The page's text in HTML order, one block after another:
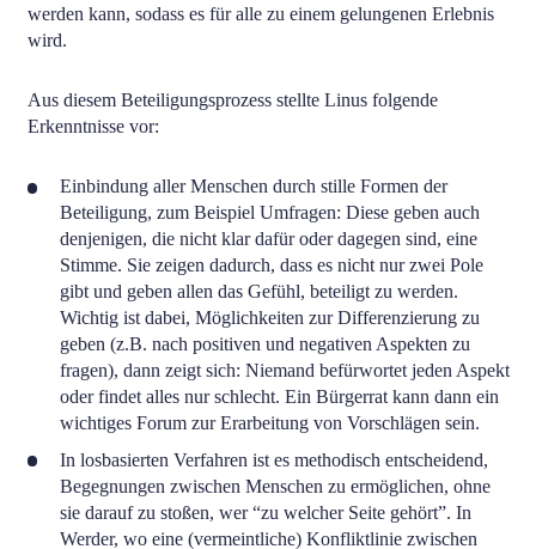
werden kann, sodass es für alle zu einem gelungenen Erlebnis
wird.
Aus diesem Beteiligungsprozess stellte Linus folgende
Erkenntnisse vor:
Einbindung aller Menschen durch stille Formen der
Beteiligung, zum Beispiel Umfragen: Diese geben auch
denjenigen, die nicht klar dafür oder dagegen sind, eine
Stimme. Sie zeigen dadurch, dass es nicht nur zwei Pole
gibt und geben allen das Gefühl, beteiligt zu werden.
Wichtig ist dabei, Möglichkeiten zur Differenzierung zu
geben (z.B. nach positiven und negativen Aspekten zu
fragen), dann zeigt sich: Niemand befürwortet jeden Aspekt
oder findet alles nur schlecht. Ein Bürgerrat kann dann ein
wichtiges Forum zur Erarbeitung von Vorschlägen sein.
In losbasierten Verfahren ist es methodisch entscheidend,
Begegnungen zwischen Menschen zu ermöglichen, ohne
sie darauf zu stoßen, wer “zu welcher Seite gehört”. In
Werder, wo eine (vermeintliche) Konfliktlinie zwischen